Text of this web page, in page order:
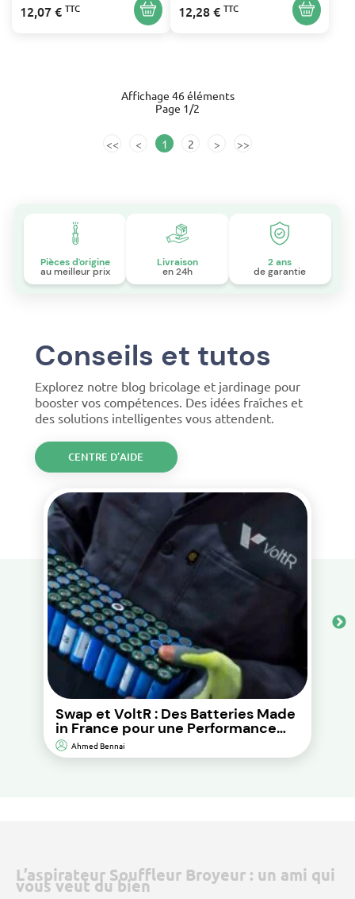
12,07 € TTC 12,28 € TTC
Affichage 46 éléments
Page 1/2
<< < 1 2 > >>
Pièces d'origine
au meilleur prix
Livraison
en 24h
2 ans
de garantie
Conseils et tutos
Explorez notre blog bricolage et jardinage pour
booster vos compétences. Des idées fraîches et
des solutions intelligentes vous attendent.
CENTRE D’AIDE
Swap et VoltR : Des Batteries Made
in France pour une Performance
Durable et d’Impact
Environnemental Réduit.
Ahmed Bennai
L’aspirateur Souffleur Broyeur : un ami qui
vous veut du bien